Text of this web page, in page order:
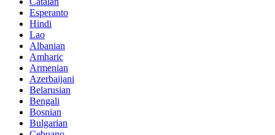
Esperanto
Hindi
Lao
Albanian
Amharic
Armenian
Azerbaijani
Belarusian
Bengali
Bosnian
Bulgarian